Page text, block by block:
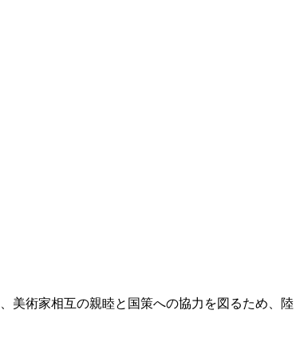
美術家相互の親睦と国策への協力を図るため、陸